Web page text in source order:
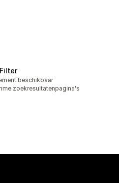
beschikbaar
zoekresultatenpagina's